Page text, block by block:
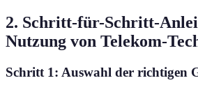
2. Schritt-für-Schritt-
Nutzung von Telekom-
Schritt 1: Auswahl der richtigen